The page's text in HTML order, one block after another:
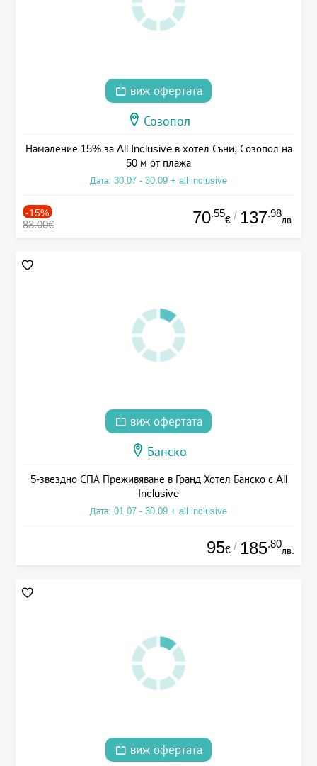
виж офертата
Созопол
Намаление 15% за All Inclusive в хотел Съни, Созопол на
50 м от плажа
Дата: 30.07 - 30.09 + all inclusive
-15%
83.00€ 70.55
€ / 137.98
лв.
виж офертата
Банско
5-звездно СПА Преживяване в Гранд Хотел Банско с All
Inclusive
Дата: 01.07 - 30.09 + all inclusive
95€ / 185.80
лв.
виж офертата